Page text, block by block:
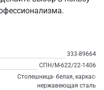
333-89664
СПН/М-622/22-1406
Столешница- белая, каркас-
нержавеющая сталь